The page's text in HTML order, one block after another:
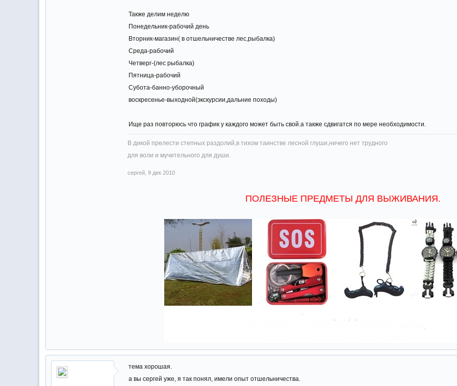
Также делим неделю
Понедельник-рабочий день
Вторник-магазин( в отшельничестве лес,рыбалка)
Среда-рабочий
Четверг-(лес рыбалка)
Пятница-рабочий
Субота-банно-уборочный
воскресенье-выходной(экскурсии,дальние походы)
Ище раз повторюсь что график у каждого может быть свой.а также сдвигатся по мере необходимости.
В дикой прелести степных раздолий,в тихом таинстве лесной глуши,ничего нет трудного
для воли и мучительного для души.
сергей 9 дек 2010
ПОЛЕЗНЫЕ ПРЕДМЕТЫ ДЛЯ ВЫЖИВАНИЯ.
тема хорошая.
а вы сергей уже, я так понял, имели опыт отшельничества.